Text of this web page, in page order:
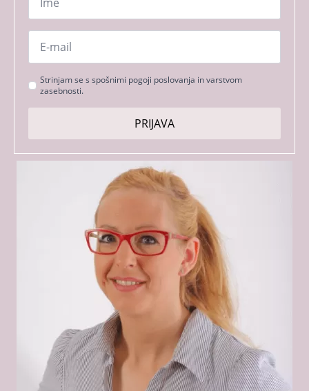
Email
Strinjanje
pogoji
Strinjam se s spošnimi pogoji poslovanja in varstvom
zasebnosti.
PRIJAVA